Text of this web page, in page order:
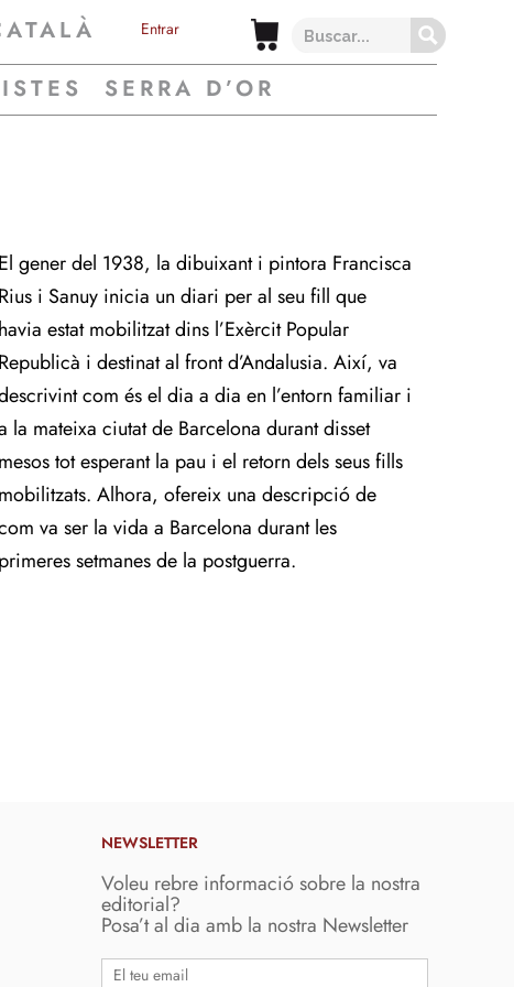
Entrar
SERRA D’OR
El gener del 1938, la dibuixant i pintora Francisca
Rius i Sanuy inicia un diari per al seu fill que
havia estat mobilitzat dins l’Exèrcit Popular
Republicà i destinat al front d’Andalusia. Així, va
com és el dia a dia en l’entorn familiar i
la mateixa ciutat de Barcelona durant disset
mesos tot esperant la pau i el retorn dels seus fills
mobilitzats. Alhora, ofereix una descripció de
va ser la vida a Barcelona durant les
primeres setmanes de la postguerra.
NEWSLETTER
Voleu rebre informació sobre la nostra
editorial?
Posa’t al dia amb la nostra Newsletter